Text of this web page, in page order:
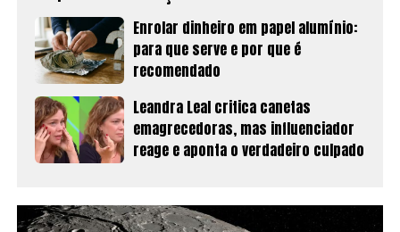
Enrolar dinheiro em papel alumínio:
para que serve e por que é
recomendado
Leandra Leal critica canetas
emagrecedoras, mas influenciador
reage e aponta o verdadeiro culpado